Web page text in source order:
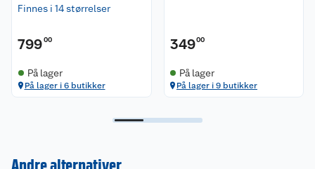
Finnes i 14 størrelser
79900
På lager
På lager i 6 butikker
34900
På lager
På lager i 9 butikker